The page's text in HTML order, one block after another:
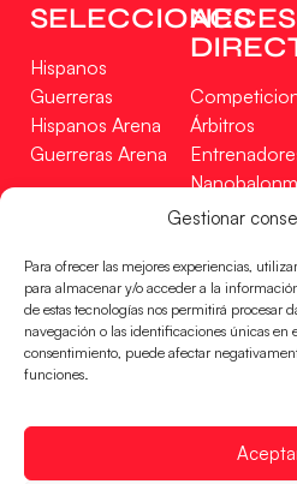
Gestionar
Para ofrecer las mejores experiencias,
para almacenar y/o acceder a la
de estas tecnologías nos permitirá procesar
navegación o las identificaciones únicas en
consentimiento, puede afectar
funciones.
SELECCIONES
Hispanos
Guerreras
Hispanos Arena
Guerreras Arena
Árbitros
Tienda
Incidencias
CONTACTO